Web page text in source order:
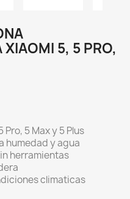
XIAOMI 5, 5 PRO,
5 Max y 5 Plus
humedad y agua
herramientas
climaticas